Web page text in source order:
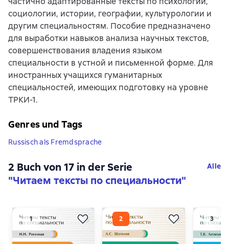
социологии, истории, географии, культурологии и
другим специальностям. Пособие предназначено
для выработки навыков анализа научных текстов,
совершенствования владения языком
специальности в устной и письменной форме. Для
иностранных учащихся гуманитарных
специальностей, имеющих подготовку на уровне
ТРКИ-1.
Genres und Tags
Russisch als Fremdsprache
2 Buch von 17 in der Serie
"Читаем тексты по специальности"
Alle